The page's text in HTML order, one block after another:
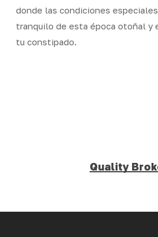
donde las condiciones
tranquilo de esta época otoñal y
tu constipado.
Quality